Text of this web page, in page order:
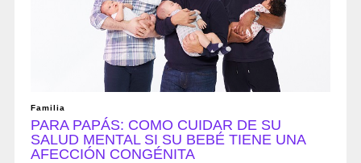
Familia
PARA PAPÁS: COMO CUIDAR DE SU
SALUD MENTAL SI SU BEBÉ TIENE UNA
AFECCIÓN CONGÉNITA